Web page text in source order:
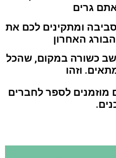
גרים
ומתקינים לכם את
הבורג האחרון
כשורה במקום, שהכל
וזהו
לספר לחברים